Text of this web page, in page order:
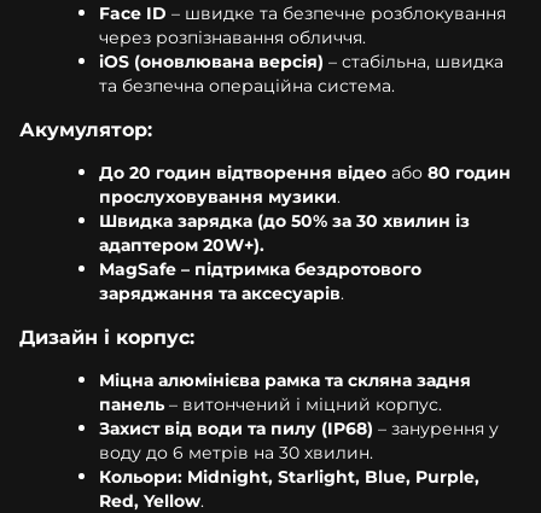
Face ID – швидке та безпечне розблокування
через розпізнавання обличчя.
iOS (оновлювана версія) – стабільна, швидка
та безпечна операційна система.
Акумулятор:
До 20 годин відтворення відео або 80 годин
прослуховування музики.
Швидка зарядка (до 50% за 30 хвилин із
адаптером 20W+).
MagSafe – підтримка бездротового
заряджання та аксесуарів.
Дизайн і корпус:
Міцна алюмінієва рамка та скляна задня
панель – витончений і міцний корпус.
Захист від води та пилу (IP68) – занурення у
воду до 6 метрів на 30 хвилин.
Кольори: Midnight, Starlight, Blue, Purple,
Red, Yellow.